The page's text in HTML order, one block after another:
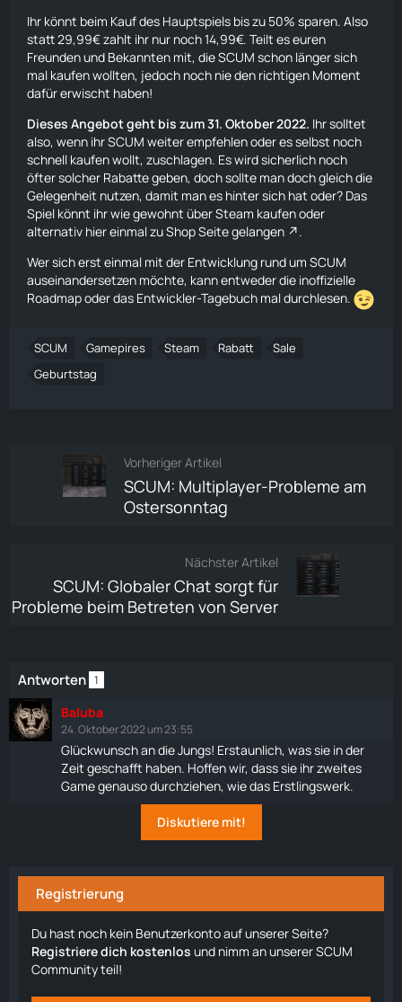
Ihr könnt beim Kauf des Hauptspiels bis zu 50% sparen. Also
statt 29,99€ zahlt ihr nur noch 14,99€. Teilt es euren
Freunden und Bekannten mit, die SCUM schon länger sich
mal kaufen wollten, jedoch noch nie den richtigen Moment
dafür erwischt haben!
Dieses Angebot geht bis zum 31. Oktober 2022. Ihr solltet
also, wenn ihr SCUM weiter empfehlen oder es selbst noch
schnell kaufen wollt, zuschlagen. Es wird sicherlich noch
öfter solcher Rabatte geben, doch sollte man doch gleich die
Gelegenheit nutzen, damit man es hinter sich hat oder? Das
Spiel könnt ihr wie gewohnt über Steam kaufen oder
alternativ hier einmal zu Shop Seite gelangen
.
Wer sich erst einmal mit der Entwicklung rund um SCUM
auseinandersetzen möchte, kann entweder die inoffizielle
Roadmapoderdas Entwickler-Tagebuch mal durchlesen.
SCUM Gamepires Steam Rabatt
Sale
Geburtstag
Vorheriger Artikel
SCUM: Multiplayer-Probleme am
Ostersonntag
Nächster Artikel
SCUM: Globaler Chat sorgt für
Probleme beim Betreten von Server
Antworten 1
Baluba
24. Oktober 2022 um 23:55
Glückwunsch an die Jungs! Erstaunlich, was sie in der
Zeit geschafft haben. Hoffen wir, dass sie ihr zweites
Game genauso durchziehen, wie das Erstlingswerk.
Diskutiere mit!
Registrierung
Du hast noch kein Benutzerkonto auf unserer Seite?
Registriere dich kostenlos und nimm an unserer SCUM
Community teil!